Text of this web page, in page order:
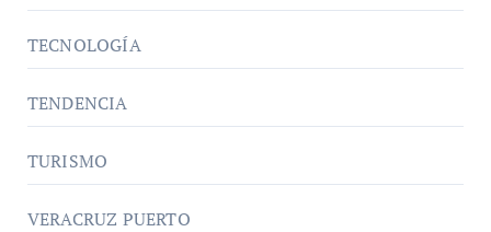
TECNOLOGÍA
TENDENCIA
TURISMO
VERACRUZ PUERTO